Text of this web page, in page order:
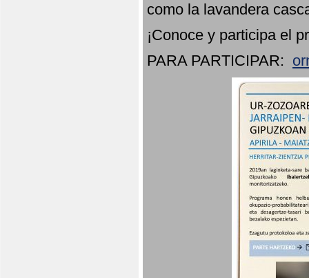
como la lavandera
¡Conoce y participa el
PARA PARTICIPAR: